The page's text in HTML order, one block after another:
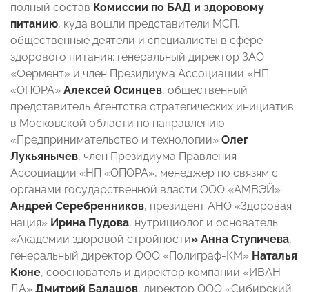
полный состав Комиссии по БАД и здоровому
питанию, куда вошли представители МСП,
общественные деятели и специалисты в сфере
здорового питания: генеральный директор ЗАО
«Фермент» и член Президиума Ассоциации «НП
«ОПОРА» Алексей Осинцев, общественный
представитель Агентства стратегических инициатив
в Московской области по направлению
«Предпринимательство и технологии» Олег
Лукьянычев, член Президиума Правления
Ассоциации «НП «ОПОРА», менеджер по связям с
органами государственной власти ООО «АМВЭЙ»
Андрей Серебренников, президент АНО «Здоровая
нация» Ирина Пудова, нутрициолог и основатель
«Академии здоровой стройности» Анна Ступичева,
генеральный директор ООО «Полиграф-КМ» Наталья
Кюне, сооснователь и директор компании «ИВАН
ДА» Дмитрий Балашов, директор ООО «Сибирский